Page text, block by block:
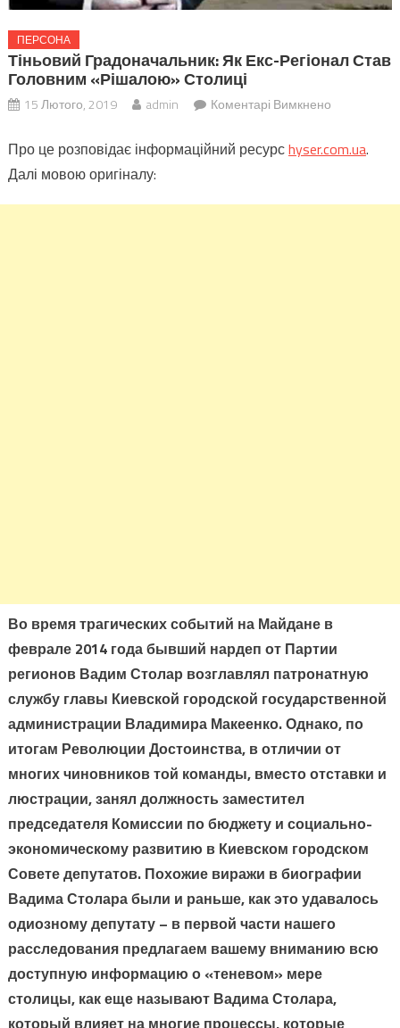
ПЕРСОНА
Тіньовий Градоначальник: Як Екс-Регіонал Став
Головним «рішалою» Столиці
15 Лютого, 2019 admin Коментарі Вимкненодо
Про це розповідає інформаційний ресурсhyser.com.ua.
Далі мовою оригіналу:
Во время трагических событий на Майдане в
феврале 2014 года бывший нардеп от Партии
регионов Вадим Столар возглавлял патронатную
службу главы Киевской городской государственной
администрации Владимира Макеенко. Однако, по
итогам Революции Достоинства, в отличии от
многих чиновников той команды, вместо отставки и
люстрации, занял должность заместител
председателя Комиссии по бюджету и социально-
экономическому развитию в Киевском городском
Совете депутатов. Похожие виражи в биографии
Вадима Столара были и раньше, как это удавалось
одиозному депутату – в первой части нашего
расследования предлагаем вашему вниманию всю
доступную информацию о «теневом» мере
столицы, как еще называют Вадима Столара,
который влияет на многие процессы, которые